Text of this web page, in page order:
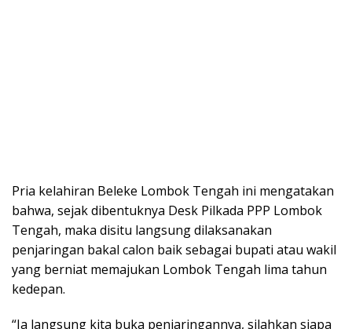
Pria kelahiran Beleke Lombok Tengah ini mengatakan
bahwa, sejak dibentuknya Desk Pilkada PPP Lombok
Tengah, maka disitu langsung dilaksanakan
penjaringan bakal calon baik sebagai bupati atau wakil
yang berniat memajukan Lombok Tengah lima tahun
kedepan.
“Ia langsung kita buka penjaringannya, silahkan siapa